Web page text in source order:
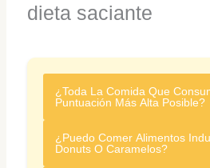
dieta saciante
¿Toda La Comida Que
Puntuación Más Alta Posible?
¿Puedo Comer Alimentos
Donuts O Caramelos?